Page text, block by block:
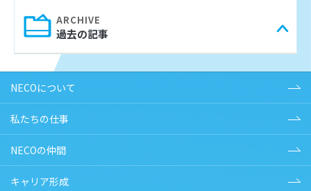
過去の記事
NECOについて
私たちの仕事
NECOの仲間
キャリア形成